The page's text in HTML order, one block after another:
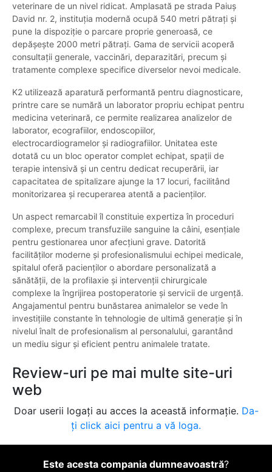
veterinare de un nivel ridicat. Amplasată pe strada Paiuș
David nr. 2, instituția modernă ocupă 540 metri pătrați și
pune la dispoziție o parcare proprie generoasă, ce
depășește 2000 metri pătrați. Gama de servicii acoperă
consultații generale, vaccinări, deparazitări, precum și
tratamente complexe specifice diverselor nevoi medicale.
K2 utilizează aparatură performantă pentru diagnosticare,
printre care se numără un laborator propriu echipat pentru
medicina veterinară, ce permite realizarea analizelor de
laborator, ecografiilor, endoscopiilor,
electrocardiogramelor și radiografiilor. Unitatea este
dotată cu un bloc operator complet echipat, spații de
terapie intensivă și un centru dedicat recuperării, iar
capacitatea de spitalizare ajunge la 17 locuri, facilitând
monitorizarea și recuperarea atentă a pacienților.
Un aspect remarcabil îl constituie expertiza în proceduri
complexe, precum transfuziile sanguine la câini, esențiale
pentru gestionarea unor afecțiuni grave. Datorită
facilităților moderne și profesionalismului echipei medicale,
spitalul oferă pacienților o abordare personalizată a
sănătății, de la profilaxie și intervenții chirurgicale
complexe la îngrijirea postoperatorie și servicii de urgență.
Angajamentul pentru bunăstarea animalelor se vede în
investițiile constante în tehnologie de ultimă generație și în
nivelul înalt de profesionalism al personalului, garantând
un mediu sigur și eficient pentru animalele tratate.
Review-uri pe mai multe site-uri
web
Doar userii logați au acces la această informație. Da-
ți click aici pentru a vă loga.
Este acesta compania dumneavoastră?